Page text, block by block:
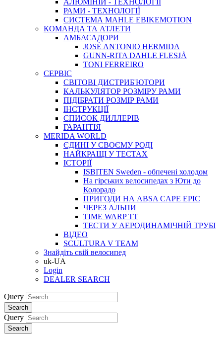
АЛЮМІНІЙ - ТЕХНОЛОГІЇ
РАМИ - ТЕХНОЛОГІЇ
СИСТЕМА MAHLE EBIKEMOTION
КОМАНДА ТА АТЛЕТИ
АМБАСАДОРИ
JOSÉ ANTONIO HERMIDA
GUNN-RITA DAHLE FLESJÅ
TONI FERREIRO
СЕРВІС
СВІТОВІ ДИСТРИБ'ЮТОРИ
КАЛЬКУЛЯТОР РОЗМIРУ РАМИ
ПІДІБРАТИ РОЗМІР РАМИ
IНСТРУКЦIЇ
СПИСОК ДИЛЛЕРІВ
ГАРАНТIЯ
MERIDA WORLD
ЄДИНI У СВОЄМУ РОДI
НАЙКРАЩІ У ТЕСТАХ
ІСТОРІЇ
ISBITEN Sweden - обпечені холодом
На гірських велосипедах з Юти до
Колорадо
ПРИГОДИ НА ABSA CAPE EPIC
ЧЕРЕЗ АЛЬПИ
TIME WARP TT
ТЕСТИ У АЕРОДИНАМІЧНІЙ ТРУБІ
ВІДЕО
SCULTURA V TEAM
Знайдіть свій велосипед
uk-UA
Login
DEALER SEARCH
Query
Search
Query
Search